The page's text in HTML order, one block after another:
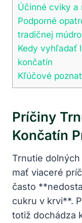
Účinné cviky a
Podporné
tradičnej
Kedy vyhľadať
končatín
Kľúčové
Príčiny
Končatín
Trnutie
mať viaceré
často
cukru v krvi**.
totiž dochádza